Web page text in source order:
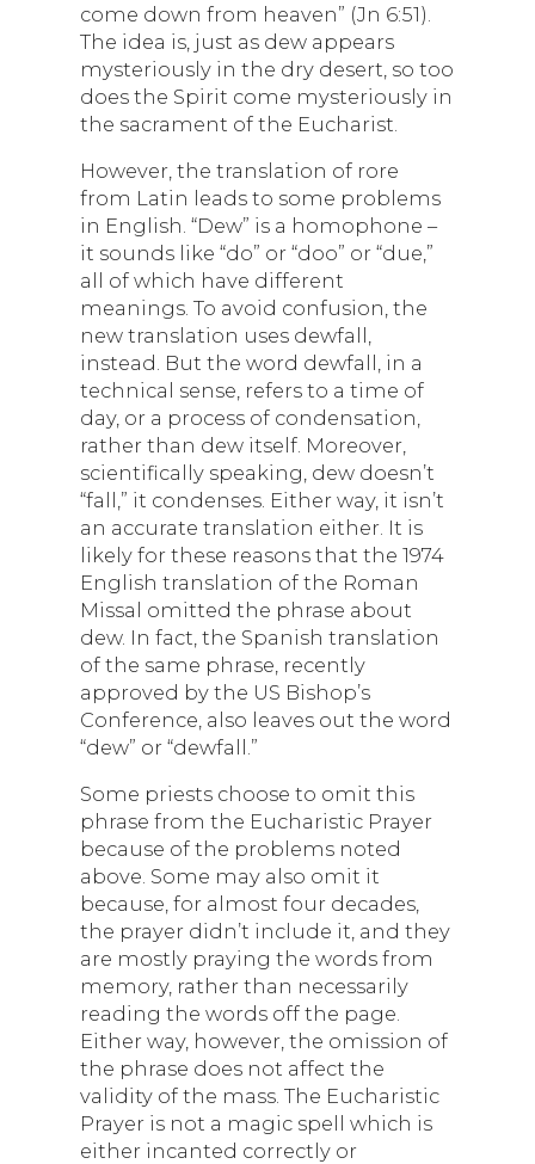
come down from heaven” (Jn 6:51).
The idea is, just as dew appears
mysteriously in the dry desert, so too
does the Spirit come mysteriously in
the sacrament of the Eucharist.
However, the translation of rore
from Latin leads to some problems
in English. “Dew” is a homophone –
it sounds like “do” or “doo” or “due,”
all of which have different
meanings. To avoid confusion, the
new translation uses dewfall,
instead. But the word dewfall, in a
technical sense, refers to a time of
day, or a process of condensation,
rather than dew itself. Moreover,
scientifically speaking, dew doesn’t
“fall,” it condenses. Either way, it isn’t
an accurate translation either. It is
likely for these reasons that the 1974
English translation of the Roman
Missal omitted the phrase about
dew. In fact, the Spanish translation
of the same phrase, recently
approved by the US Bishop’s
Conference, also leaves out the word
“dew” or “dewfall.”
Some priests choose to omit this
phrase from the Eucharistic Prayer
because of the problems noted
above. Some may also omit it
because, for almost four decades,
the prayer didn’t include it, and they
are mostly praying the words from
memory, rather than necessarily
reading the words off the page.
Either way, however, the omission of
the phrase does not affect the
validity of the mass. The Eucharistic
Prayer is not a magic spell which is
either incanted correctly or